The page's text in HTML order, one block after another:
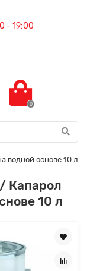
- 19:00
0
водной основе 10 л
Капарол
10 л